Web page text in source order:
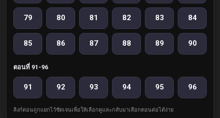
79 80 81 82 83 84
85 86 87 88 89 90
ตอนที่ 91-96
91 92 93 94 95 96
ลิงก์ตอนถูกแยกไว้ชัดเจนเพื่อให้เลือกดูและกลับมาเลือกตอนต่อได้ง่าย